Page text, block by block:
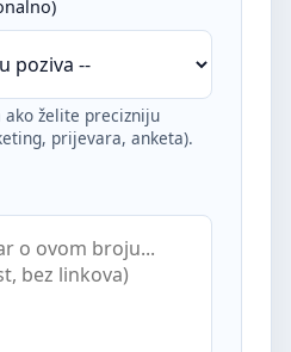
ako želite precizniju
prijevara, anketa).